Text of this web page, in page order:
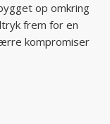
op omkring
frem for en
kompromiser